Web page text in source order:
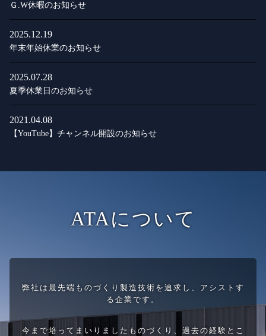
Ｇ.W休暇のお知らせ
2025.12.19
年末年始休業のお知らせ
2025.07.28
夏季休業日のお知らせ
2021.04.08
【YouTube】チャンネル開設のお知らせ
ATAについて
弊社は最先端ものづくり製造技術を追求し、アシストす
る企業です。
今まで培ってまいりましたものづくり、過去の経験とこ